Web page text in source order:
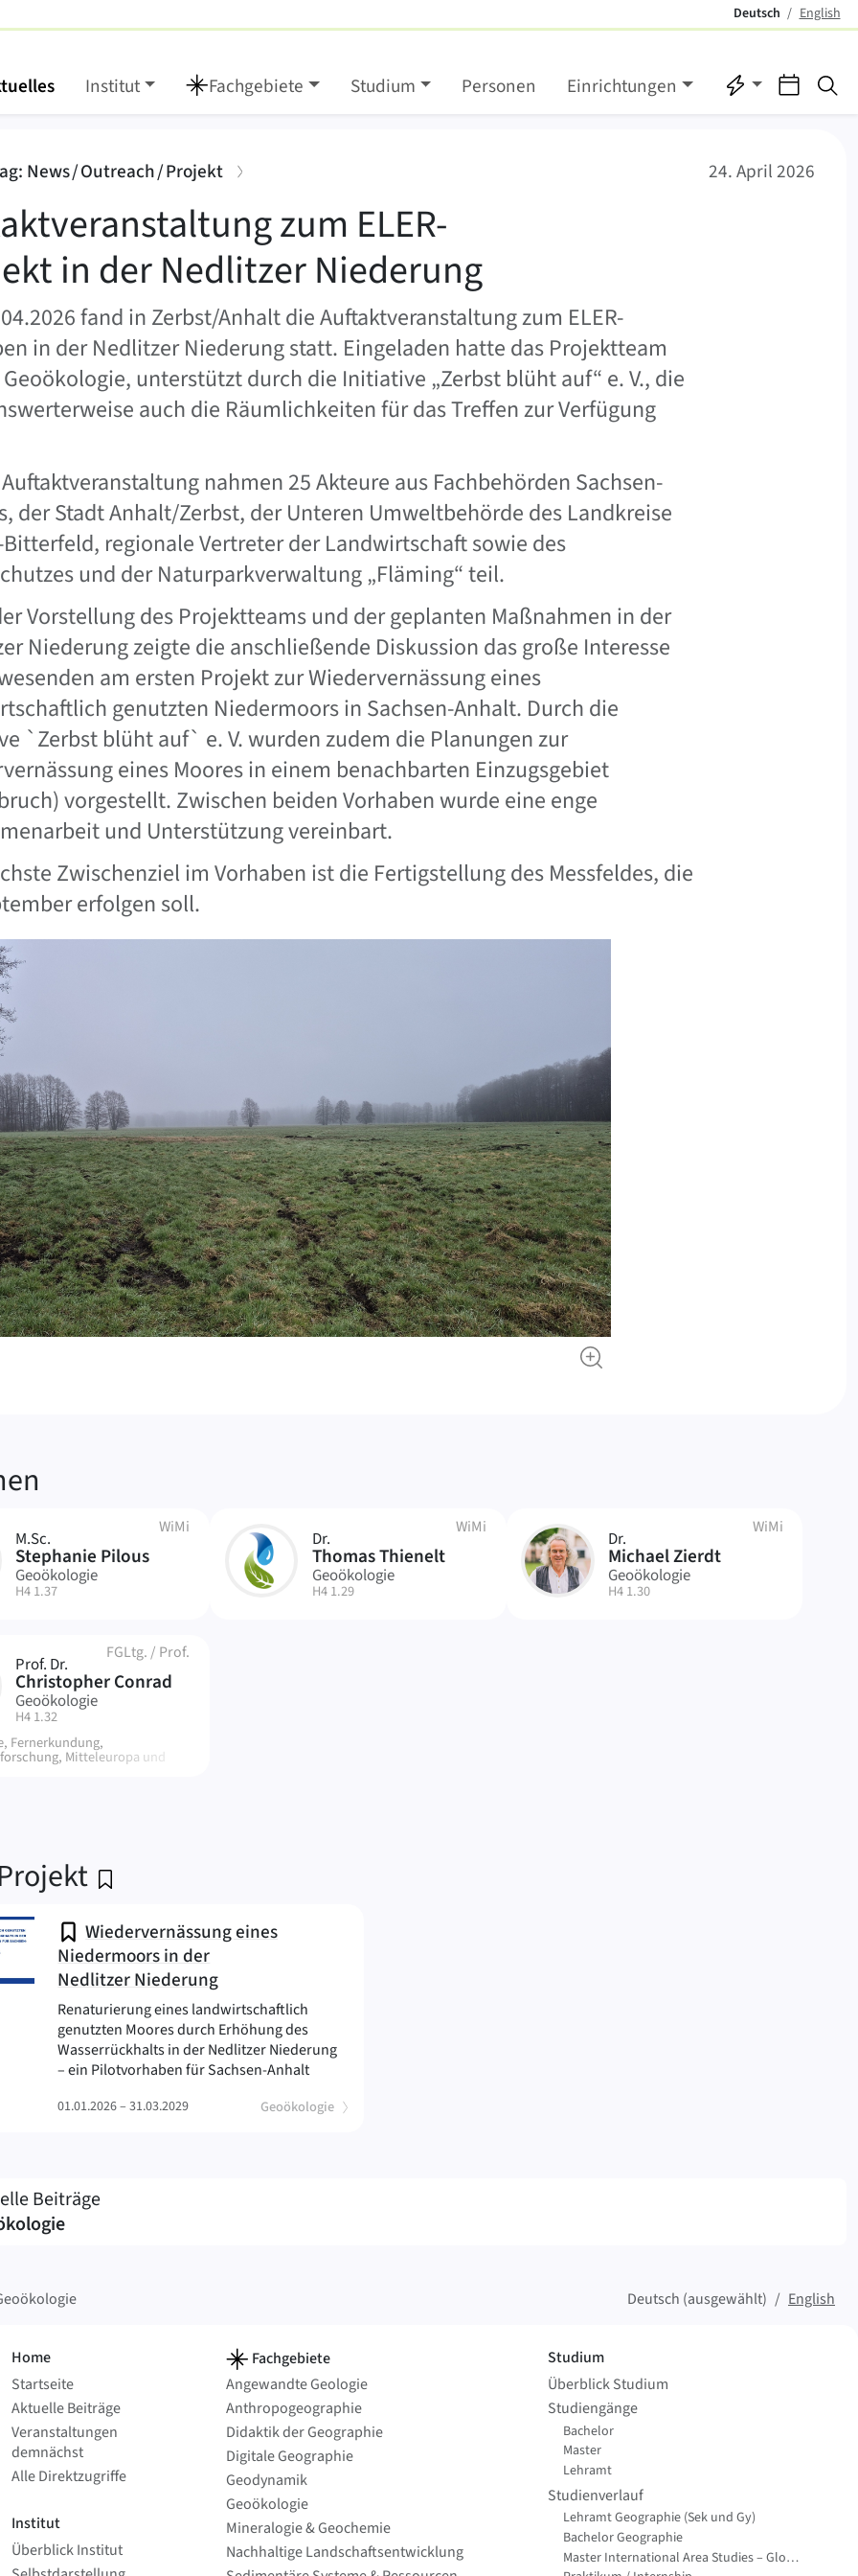
Deutsch
(aktiv)
English
Institut Fachgebiete Studium Personen Einrichtungen Direktzugriffe
ELER-Projekt in der Nedlitzer Niederung
News / Outreach / Projekt:
zum ELER-
in der Nedlitzer Niederung
24. April 2026
fand in Zerbst/Anhalt die Auftaktveranstaltung zum ELER-
in der Nedlitzer Niederung statt. Eingeladen hatte das Projektteam
Geoökologie, unterstützt durch die Initiative „Zerbst blüht auf“ e. V., die
auch die Räumlichkeiten für das Treffen zur Verfügung
nahmen 25 Akteure aus Fachbehörden Sachsen-
der Stadt Anhalt/Zerbst, der Unteren Umweltbehörde des Landkreise
regionale Vertreter der Landwirtschaft sowie des
und der Naturparkverwaltung „Fläming“ teil.
Vorstellung des Projektteams und der geplanten Maßnahmen in der
Niederung zeigte die anschließende Diskussion das große Interesse
am ersten Projekt zur Wiedervernässung eines
genutzten Niedermoors in Sachsen-Anhalt. Durch die
`Zerbst blüht auf` e. V. wurden zudem die Planungen zur
eines Moores in einem benachbarten Einzugsgebiet
vorgestellt. Zwischen beiden Vorhaben wurde eine enge
und Unterstützung vereinbart.
Zwischenziel im Vorhaben ist die Fertigstellung des Messfeldes, die
erfolgen soll.
M.Sc.
Stephanie Pilous
WiMi
Geoökologie
| Raum:
H4 1.37
TT Dr.
Thomas Thienelt
WiMi
Geoökologie
| Raum:
H4 1.29
MZ Dr.
Michael Zierdt
WiMi
Geoökologie
| Raum:
H4 1.30
Prof. Dr.
Christopher Conrad
FGLtg./ Prof.
Geoökologie
| Raum:
H4 1.32
Fernerkundung,
Mitteleuropa und
Wiedervernässung eines
Niedermoors in der
Nedlitzer Niederung
(Geoökologie)
Renaturierung eines landwirtschaftlich
genutzten Moores durch Erhöhung des
Wasserrückhalts in der Nedlitzer Niederung
– ein Pilotvorhaben für Sachsen-Anhalt(ReMoWaNN
01.01.2026 – 31.03.2029
Beiträge
Deutsch (ausgewählt)
English
Home
Startseite
Aktuelle Beiträge
Veranstaltungen
demnächst
Alle Direktzugriffe
Institut
Überblick Institut
Fachgebiete
Angewandte Geologie
Anthropo­geographie
Didaktik der Geographie
Digitale Geographie
Geodynamik
Geoökologie
Mineralogie & Geochemie
Nachhaltige Landschafts­entwicklung
Studium
Überblick Studium
Studiengänge
Bachelor
Master
Lehramt
Studienverlauf
Lehramt Geographie (Sek und Gy)
Bachelor Geographie
Master International Area Studies – Global Change Geography